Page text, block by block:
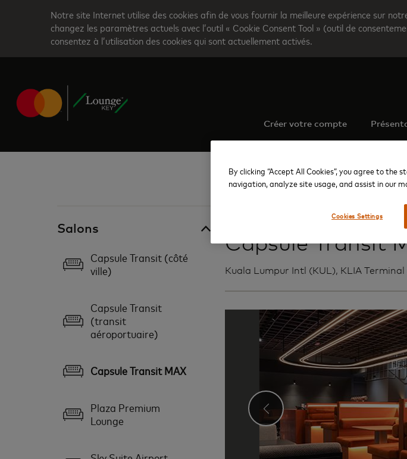
content
Notre site Internet utilise des cookies afin de vous fournir la meilleure expérience sur
changez les paramètres actuels avec l’outil « Cookie Consent Tool » (outil de
consentez à l’utilisation des cookies qui sont actuellement activés.
Créer votre compte
Salons
Capsule Transit (côté
ville)
Capsule Transit
(transit
aéroportuaire)
Capsule Transit MAX
Plaza Premium
Lounge
Kuala Lumpur Intl KLIA Terminal
Capsule Transit
Kuala Lumpur Intl (KUL), KLIA Terminal
‹
By clicking “Accept All Cookies”, you agree to the
navigation, analyze site usage, and assist in our
Cookies Settings